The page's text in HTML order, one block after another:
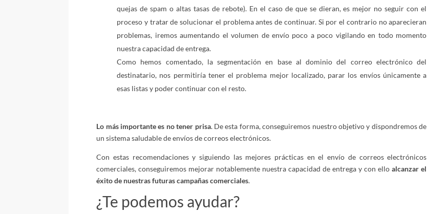
quejas de spam o altas tasas de rebote). En el caso de que se dieran, es mejor no seguir con el
proceso y tratar de solucionar el problema antes de continuar. Si por el contrario no aparecieran
problemas, iremos aumentando el volumen de envío poco a poco vigilando en todo momento
nuestra capacidad de entrega.
Como hemos comentado, la segmentación en base al dominio del correo electrónico del
destinatario, nos permitiría tener el problema mejor localizado, parar los envíos únicamente a
esas listas y poder continuar con el resto.
Lo más importante es no tener prisa. De esta forma, conseguiremos nuestro objetivo y dispondremos de
un sistema saludable de envíos de correos electrónicos.
Con estas recomendaciones y siguiendo las mejores prácticas en el envío de correos electrónicos
comerciales, conseguiremos mejorar notablemente nuestra capacidad de entrega y con elloalcanzar el
éxito de nuestras futuras campañas comerciales.
¿Te podemos ayudar?